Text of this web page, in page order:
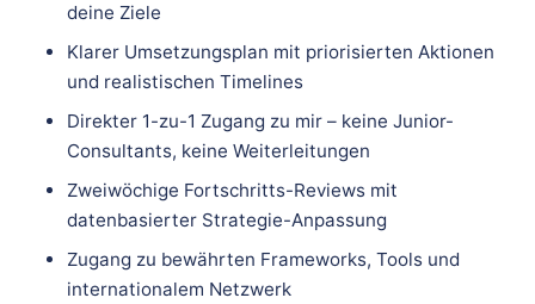
deine Ziele
Klarer Umsetzungsplan mit priorisierten Aktionen
und realistischen Timelines
Direkter 1-zu-1 Zugang zu mir – keine Junior-
Consultants, keine Weiterleitungen
Zweiwöchige Fortschritts-Reviews mit
datenbasierter Strategie-Anpassung
Zugang zu bewährten Frameworks, Tools und
internationalem Netzwerk